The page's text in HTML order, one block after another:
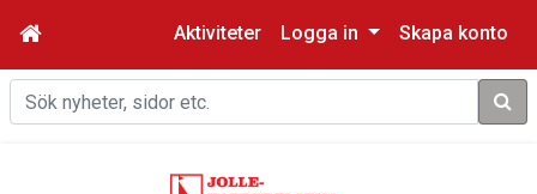
Aktiviteter Logga in Skapa konto
Sök